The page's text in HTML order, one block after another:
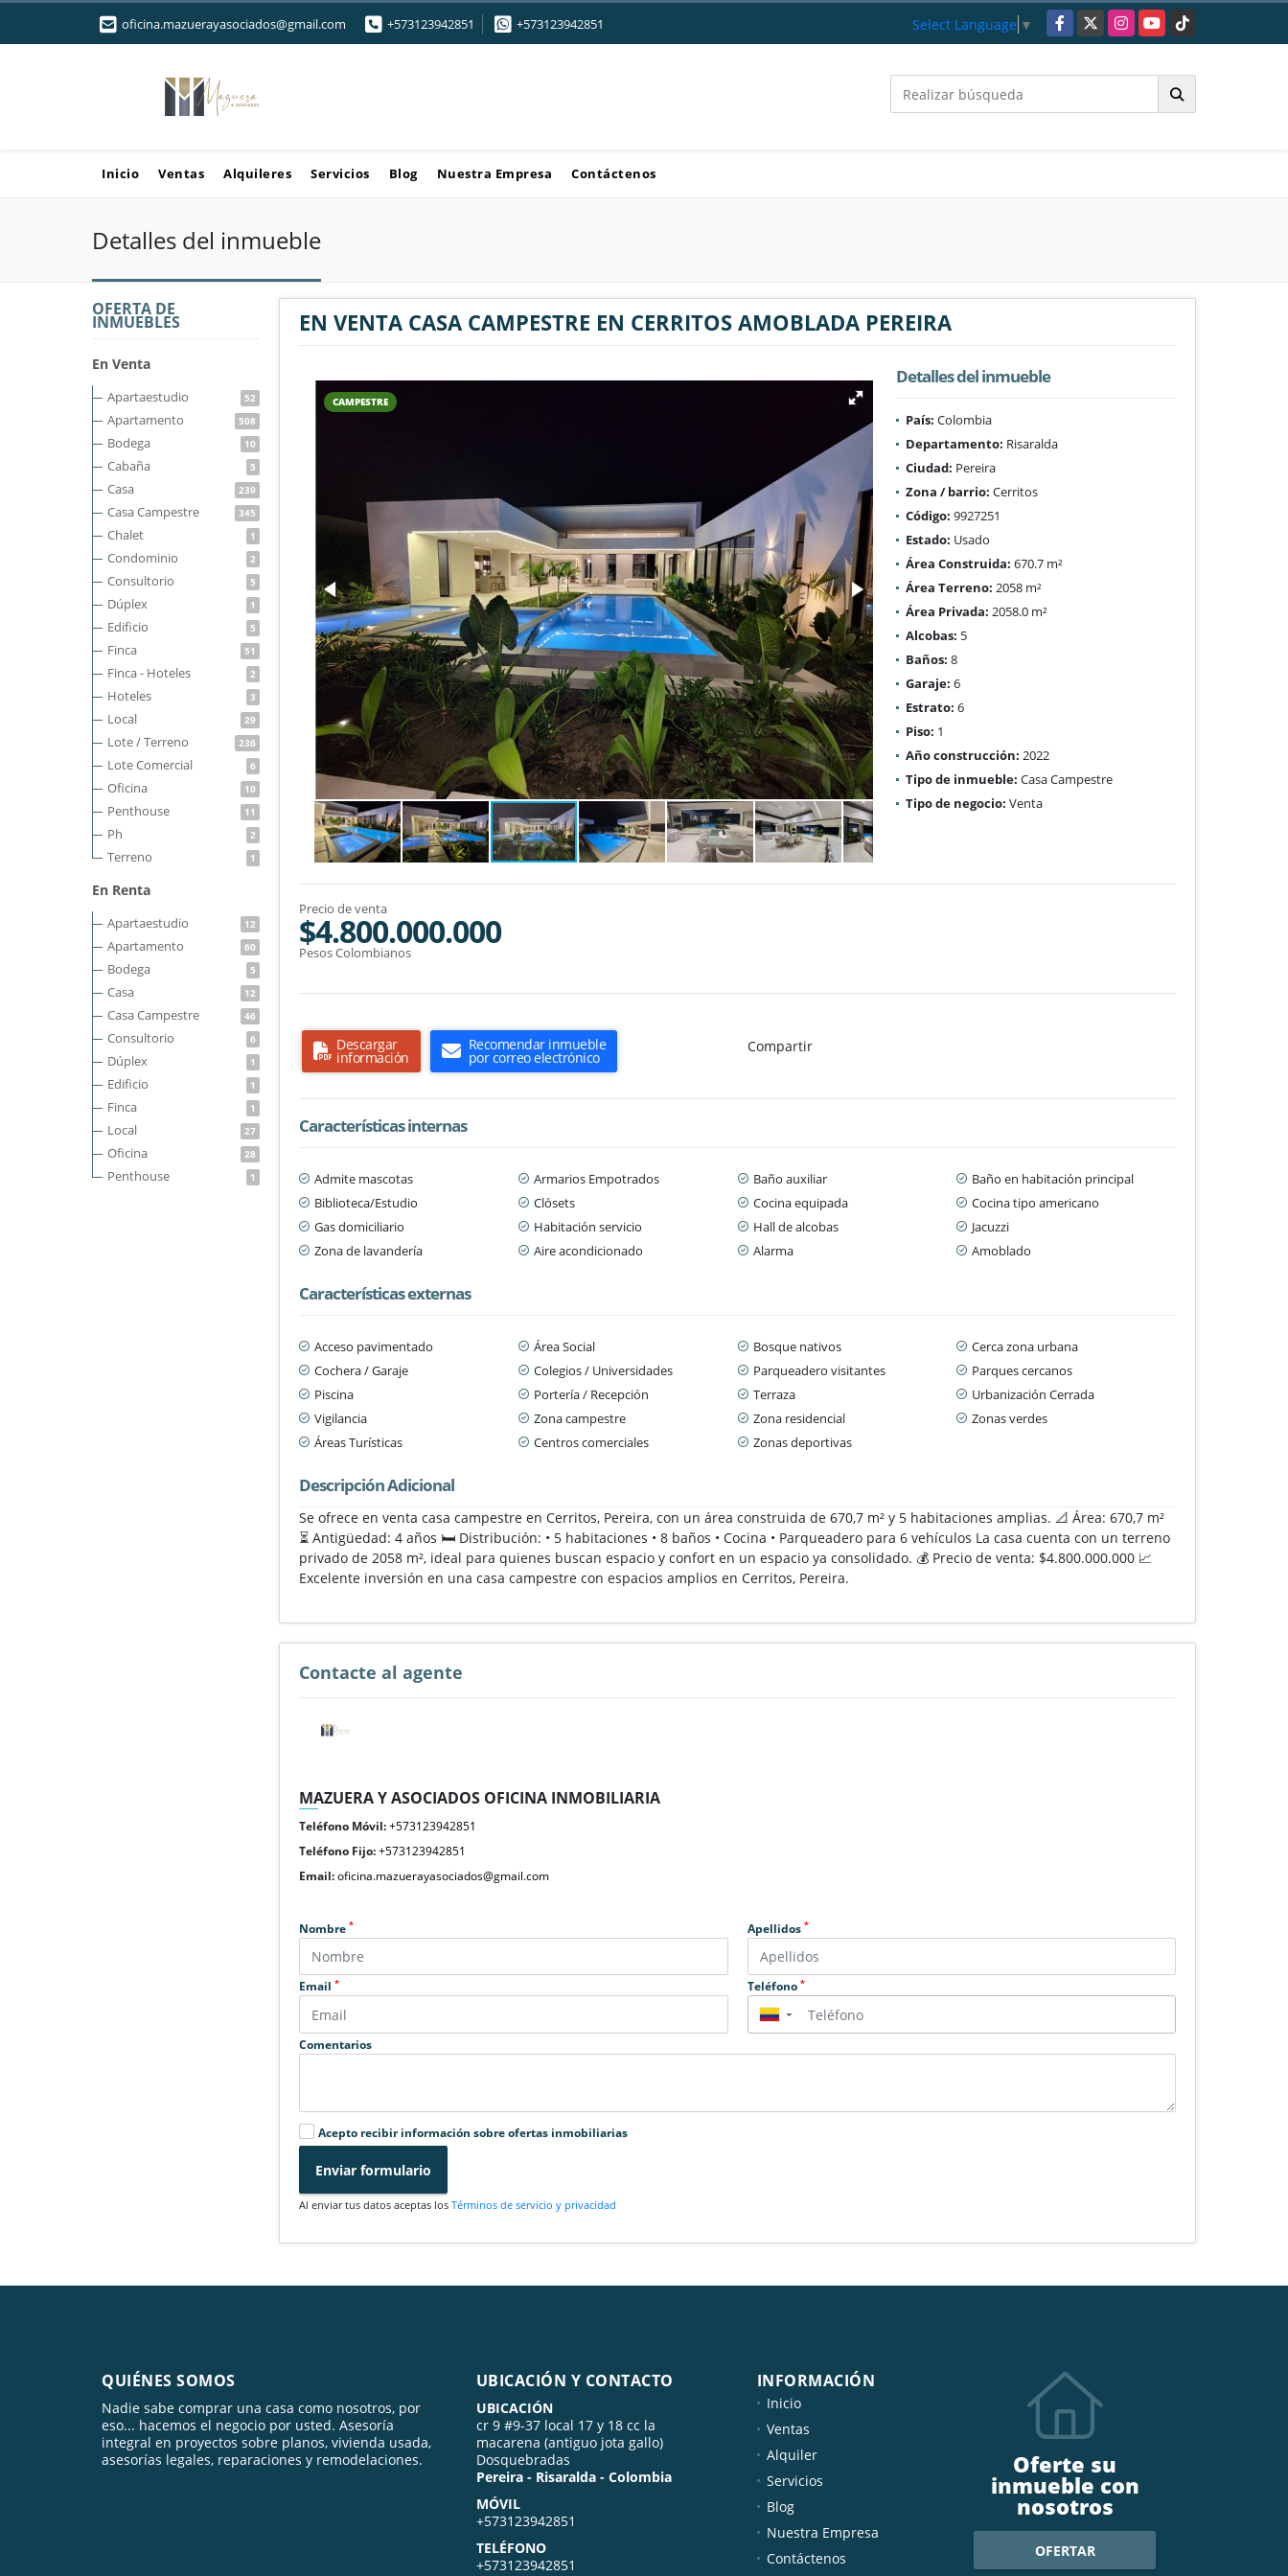
oficina.mazuerayasociados@gmail.com +573123942851 +573123942851 Select Language ▼ Facebook
X InstagramYouTubeTikTok
Inicio Ventas Alquileres Servicios Blog Nuestra Empresa Contáctenos
Detalles del inmueble
OFERTA DE
INMUEBLES
En Venta
Apartaestudio 52
Apartamento 508
Bodega 10
Cabaña 5
Casa 239
Casa Campestre 345
Chalet 1
Condominio 2
Consultorio 5
Dúplex 1
Edificio 5
Finca 51
Finca - Hoteles 2
Hoteles 3
Local 29
Lote / Terreno 236
Lote Comercial 6
Oficina 10
Penthouse 11
Ph 2
Terreno 1
En Renta
Apartaestudio 12
Apartamento 60
Bodega 5
Casa 12
Casa Campestre 46
Consultorio 6
Dúplex 1
Edificio 1
Finca 1
Local 27
Oficina 28
Penthouse 1
EN VENTA CASA CAMPESTRE EN CERRITOS AMOBLADA PEREIRA
CAMPESTRE
Detalles del inmueble
País: Colombia
Departamento: Risaralda
Ciudad: Pereira
Zona / barrio: Cerritos
Código: 9927251
Estado: Usado
Área Construida: 670.7 m²
Área Terreno: 2058 m²
Área Privada: 2058.0 m²
Alcobas: 5
Baños: 8
Garaje: 6
Estrato: 6
Piso: 1
Año construcción: 2022
Tipo de inmueble: Casa Campestre
Tipo de negocio: Venta
Precio de venta
$4.800.000.000
Pesos Colombianos
Descargar
información
Recomendar inmueble
por correo electrónico
Compartir
Características internas
Admite mascotas Armarios Empotrados Baño auxiliar
Baño en habitación principal
Biblioteca/Estudio
Clósets Cocina equipada
Cocina tipo americano
Gas domiciliario
Habitación servicio Hall de alcobas
Jacuzzi
Zona de lavandería
Aire acondicionado Alarma Amoblado
Características externas
Acceso pavimentado Área Social Bosque nativos
Cerca zona urbana
Cochera / Garaje
Colegios / Universidades Parqueadero visitantes
Parques cercanos
Piscina
Portería / Recepción Terraza
Urbanización Cerrada
Vigilancia
Zona campestre Zona residencial
Zonas verdes
Áreas Turísticas
Centros comerciales Zonas deportivas
Descripción Adicional
Se ofrece en venta casa campestre en Cerritos, Pereira, con un área construida de 670,7 m² y 5 habitaciones amplias. 📐 Área: 670,7 m²
⏳ Antigüedad: 4 años 🛏️ Distribución: • 5 habitaciones • 8 baños • Cocina • Parqueadero para 6 vehículos La casa cuenta con un terreno
privado de 2058 m², ideal para quienes buscan espacio y confort en un espacio ya consolidado. 💰 Precio de venta: $4.800.000.000 📈
Excelente inversión en una casa campestre con espacios amplios en Cerritos, Pereira.
Contacte al agente
MAZUERA Y ASOCIADOS OFICINA INMOBILIARIA
Teléfono Móvil:+573123942851
Teléfono Fijo:+573123942851
Email:oficina.mazuerayasociados@gmail.com
Nombre* Apellidos *
Email* Teléfono *
▼
Comentarios
Acepto recibir información sobre ofertas inmobiliarias
Enviar formulario
Al enviar tus datos aceptas losTérminos de servicio y privacidad
QUIÉNES SOMOS
Nadie sabe comprar una casa como nosotros, por
eso... hacemos el negocio por usted. Asesoría
integral en proyectos sobre planos, vivienda usada,
asesorías legales, reparaciones y remodelaciones.
UBICACIÓN Y CONTACTO
UBICACIÓN
cr 9 #9-37 local 17 y 18 cc la
macarena (antiguo jota gallo)
Dosquebradas
Pereira - Risaralda - Colombia
MÓVIL
+573123942851
TELÉFONO
+573123942851
INFORMACIÓN
Inicio
Ventas
Alquiler
Servicios
Blog
Nuestra Empresa
Contáctenos
Oferte su
inmueble con
nosotros
OFERTAR